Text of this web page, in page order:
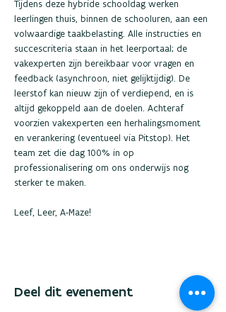
Tijdens deze hybride schooldag werken
leerlingen thuis, binnen de schooluren, aan een
volwaardige taakbelasting. Alle instructies en
succescriteria staan in het leerportaal; de
vakexperten zijn bereikbaar voor vragen en
feedback (asynchroon, niet gelijktijdig). De
leerstof kan nieuw zijn of verdiepend, en is
altijd gekoppeld aan de doelen. Achteraf
voorzien vakexperten een herhalingsmoment
en verankering (eventueel via Pitstop). Het
team zet die dag 100% in op
professionalisering om ons onderwijs nog
sterker te maken.
Leef, Leer, A-Maze!
Deel dit evenement